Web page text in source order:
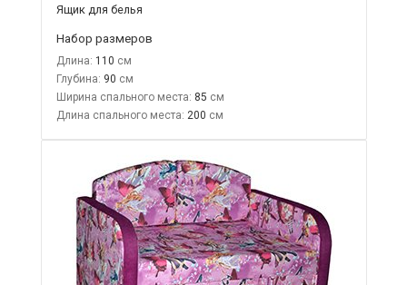
Ящик для белья
Набор размеров
Длина: 110
Глубина: 90
Ширина спального места: 85
Длина спального места: 200